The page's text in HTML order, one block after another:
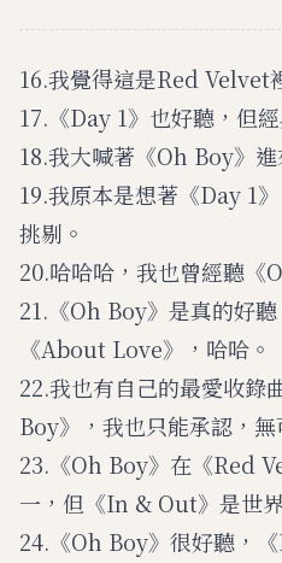
16.我覺得這是Red Velvet
17.《Day 1》也好聽，但
18.我大喊著《Oh Boy》進
19.我原本是想著《Day 1
挑剔。
20.哈哈哈，我也曾經聽《
21.《Oh Boy》是真的好
《About Love》，哈哈。
22.我也有自己的最愛收錄
Boy》，我也只能承認，無
23.《Oh Boy》在《Red
一，但《In & Out》是世
24.《Oh Boy》很好聽，